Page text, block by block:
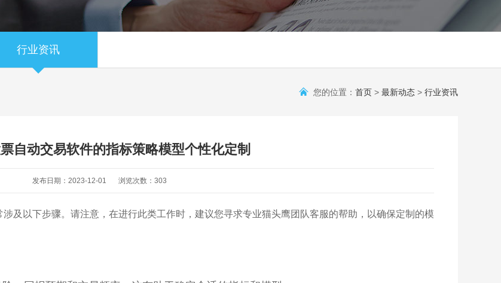
行业资讯
您的位置： 首页 > 最新动态 > 行业资讯
自动交易软件的指标策略模型个性化定制
发布日期：2023-12-01 浏览次数： 303
及以下步骤。请注意，在进行此类工作时，建议您寻求专业猫头鹰团队客服的帮助，以确保定制的模